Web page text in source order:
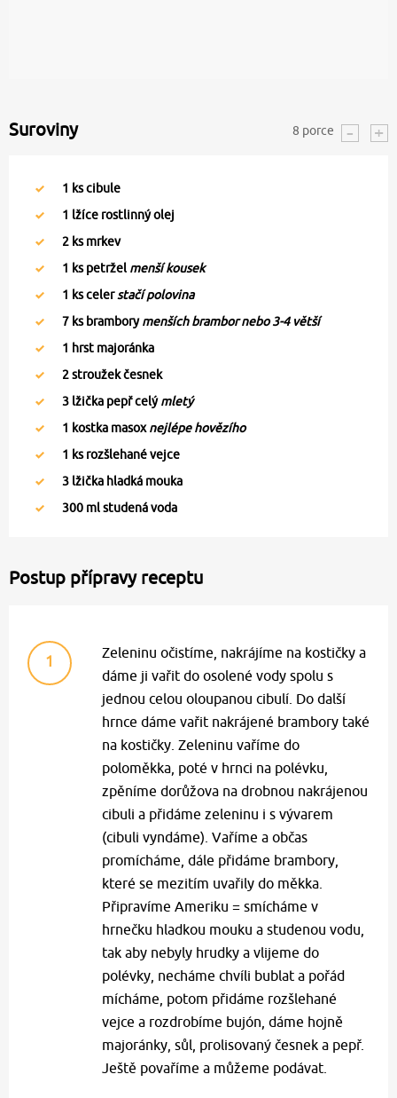
Suroviny 8 porce
1 ks cibule
1 lžíce rostlinný olej
2 ks mrkev
1 ks petržel menší kousek
1 ks celerstačí polovina
7 ks bramborymenších brambor nebo 3-4 větší
1 hrst majoránka
2stroužek česnek
3 lžička pepř celýmletý
1 kostka masoxnejlépe hovězího
1 ks rozšlehané vejce
3 lžička hladká mouka
300 ml studená voda
Postup přípravy receptu
1
Zeleninu očistíme, nakrájíme na kostičky a
dáme ji vařit do osolené vody spolu s
jednou celou oloupanou cibulí. Do další
hrnce dáme vařit nakrájené brambory také
na kostičky. Zeleninu vaříme do
poloměkka, poté v hrnci na polévku,
zpěníme dorůžova na drobnou nakrájenou
cibuli a přidáme zeleninu i s vývarem
(cibuli vyndáme). Vaříme a občas
promícháme, dále přidáme brambory,
které se mezitím uvařily do měkka.
Připravíme Ameriku = smícháme v
hrnečku hladkou mouku a studenou vodu,
tak aby nebyly hrudky a vlijeme do
polévky, necháme chvíli bublat a pořád
mícháme, potom přidáme rozšlehané
vejce a rozdrobíme bujón, dáme hojně
majoránky, sůl, prolisovaný česnek a pepř.
Ještě povaříme a můžeme podávat.